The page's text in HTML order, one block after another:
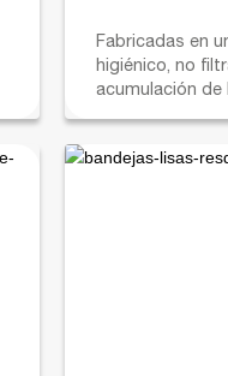
Fabricadas en
higiénico, no
acumulación de
profundidades.